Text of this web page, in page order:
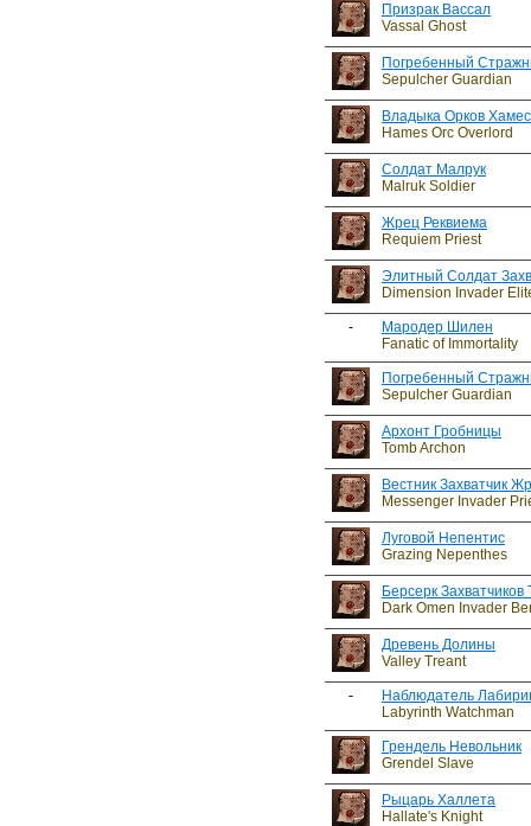
Призрак Вассал
Vassal Ghost
Погребенный
Sepulcher Guardian
Владыка Орков Хамес
Hames Orc Overlord
Солдат Малрук
Malruk Soldier
Жрец Реквиема
Requiem Priest
Элитный Солдат
Dimension Invader
-
Мародер Шилен
Fanatic of Immortality
Погребенный
Sepulcher Guardian
Архонт Гробницы
Tomb Archon
Вестник Захватчик
Messenger Invader
Луговой Непентис
Grazing Nepenthes
Берсерк
Dark Omen Invader
Древень Долины
Valley Treant
-
Наблюдатель
Labyrinth Watchman
Грендель Невольник
Grendel Slave
Рыцарь Халлета
Hallate's Knight